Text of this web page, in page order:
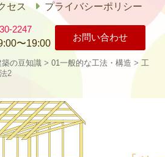
セス プライバシーポリシー
2247
〜19:00
お問い合わせ
の豆知識 > 01一般的な工法・構造 >工
2